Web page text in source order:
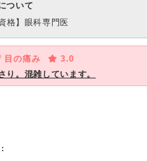
ついて
格】 眼科専門医
目の痛み
3.0
り。混雑しています。